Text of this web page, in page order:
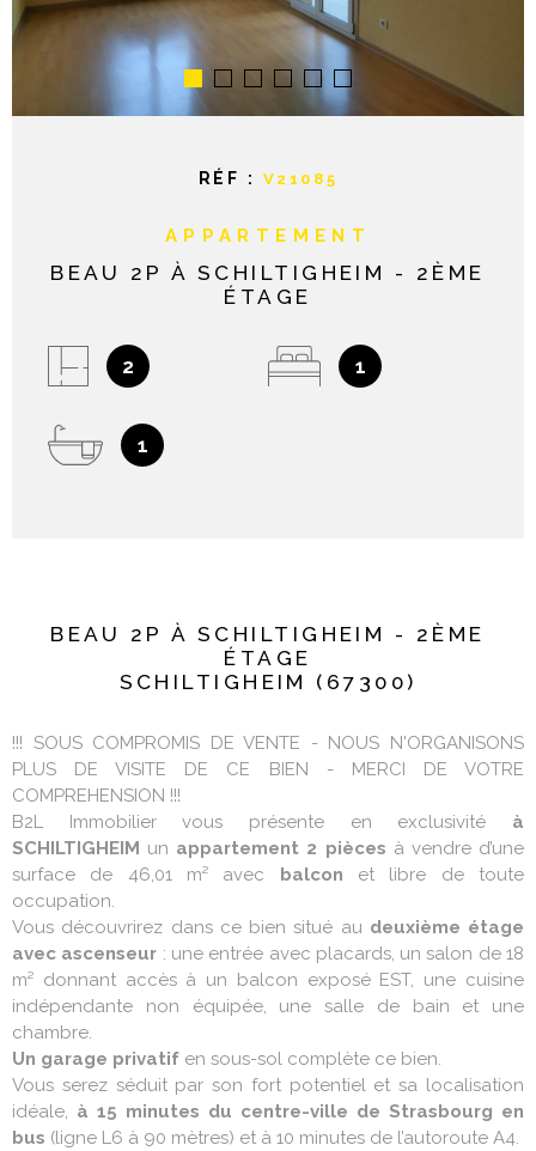
CONTACT
RÉF : V21085
APPARTEMENT
BEAU 2P À SCHILTIGHEIM - 2ÈME
ÉTAGE
2 1
1
BEAU 2P À SCHILTIGHEIM - 2ÈME
ÉTAGE
SCHILTIGHEIM (67300)
!!! SOUS COMPROMIS DE VENTE - NOUS N'ORGANISONS
PLUS DE VISITE DE CE BIEN - MERCI DE VOTRE
COMPREHENSION !!!
B2L Immobilier vous présente en exclusivité à
SCHILTIGHEIM un appartement 2 pièces à vendre d’une
surface de 46,01 m² avec balcon et libre de toute
occupation.
Vous découvrirez dans ce bien situé au deuxième étage
avec ascenseur : une entrée avec placards, un salon de 18
m² donnant accès à un balcon exposé EST, une cuisine
indépendante non équipée, une salle de bain et une
chambre.
Un garage privatif en sous-sol complète ce bien.
Vous serez séduit par son fort potentiel et sa localisation
idéale, à 15 minutes du centre-ville de Strasbourg en
bus (ligne L6 à 90 mètres) et à 10 minutes de l’autoroute A4.